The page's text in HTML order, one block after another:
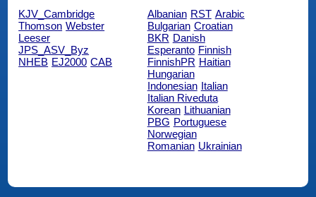
KJV_Cambridge
Thomson Webster
Leeser
JPS_ASV_Byz
NHEB EJ2000 CAB
Albanian RST Arabic
Bulgarian Croatian
BKR Danish
Esperanto Finnish
FinnishPR Haitian
Hungarian
Indonesian Italian
Italian Riveduta
Korean Lithuanian
PBG Portuguese
Norwegian
Romanian Ukrainian